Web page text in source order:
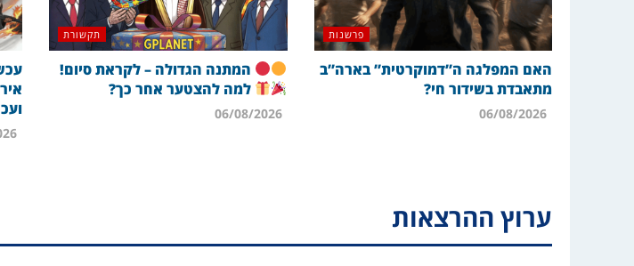
פרשנות
האם המפלגה ה”דמוקרטית” בארה”ב
מתאבדת בשידור חי?
תקשורת
המתנה הגדולה – לקראת סיום!
למה להצטער אחר כך?
06/08/2026
ערוץ ההרצאות